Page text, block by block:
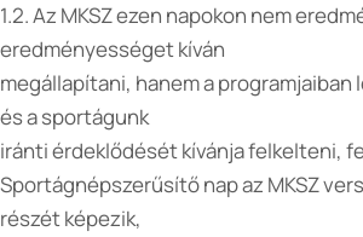
1.2. Az MKSZ ezen napokon nem
eredményességet kíván
megállapítani, hanem a
és a sportágunk
iránti érdeklődését kívánja felkelteni,
Sportágnépszerűsítő nap az MKSZ
részét képezik,